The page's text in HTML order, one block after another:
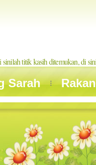
titik kasih ditemukan, di
Sarah